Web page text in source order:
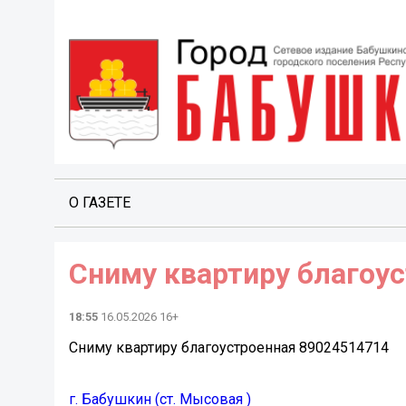
О ГАЗЕТЕ
Сниму квартиру
18:55 16.05.2026 16+
Сниму квартиру благоустроенная 89024514714
г. Бабушкин (ст. Мысовая )